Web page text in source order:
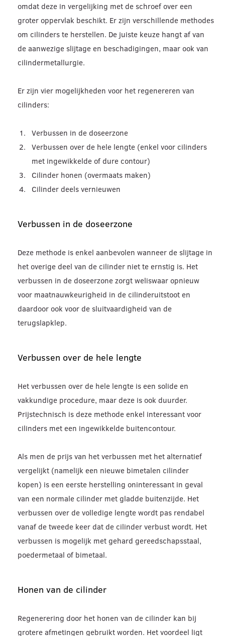
omdat deze in vergelijking met de schroef over een
groter oppervlak beschikt. Er zijn verschillende methodes
om cilinders te herstellen. De juiste keuze hangt af van
de aanwezige slijtage en beschadigingen, maar ook van
cilindermetallurgie.
Er zijn vier mogelijkheden voor het regenereren van
cilinders:
Verbussen in de doseerzone
Verbussen over de hele lengte (enkel voor cilinders
met ingewikkelde of dure contour)
Cilinder honen (overmaats maken)
Cilinder deels vernieuwen
Verbussen in de doseerzone
Deze methode is enkel aanbevolen wanneer de slijtage in
het overige deel van de cilinder niet te ernstig is. Het
verbussen in de doseerzone zorgt weliswaar opnieuw
voor maatnauwkeurigheid in de cilinderuitstoot en
daardoor ook voor de sluitvaardigheid van de
terugslapklep.
Verbussen over de hele lengte
Het verbussen over de hele lengte is een solide en
vakkundige procedure, maar deze is ook duurder.
Prijstechnisch is deze methode enkel interessant voor
cilinders met een ingewikkelde buitencontour.
Als men de prijs van het verbussen met het alternatief
vergelijkt (namelijk een nieuwe bimetalen cilinder
kopen) is een eerste herstelling oninteressant in geval
van een normale cilinder met gladde buitenzijde. Het
verbussen over de volledige lengte wordt pas rendabel
vanaf de tweede keer dat de cilinder verbust wordt. Het
verbussen is mogelijk met gehard gereedschapsstaal,
poedermetaal of bimetaal.
Honen van de cilinder
Regenerering door het honen van de cilinder kan bij
grotere afmetingen gebruikt worden. Het voordeel ligt